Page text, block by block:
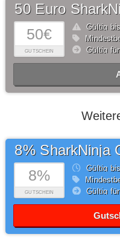
50€
GUTSCHEIN
50 Euro
Gültig
Gültig für:
8%
GUTSCHEIN
8% SharkNinja
Gültig
Gültig